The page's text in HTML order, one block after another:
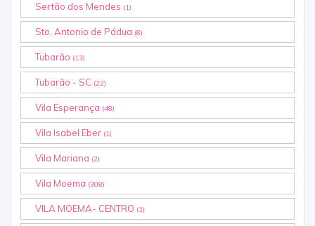
Sertão dos Mendes (1)
Sto. Antonio de Pádua (8)
Tubarão (13)
Tubarão - SC (22)
Vila Esperança (48)
Vila Isabel Eber (1)
Vila Mariana (2)
Vila Moema (308)
VILA MOEMA- CENTRO (1)